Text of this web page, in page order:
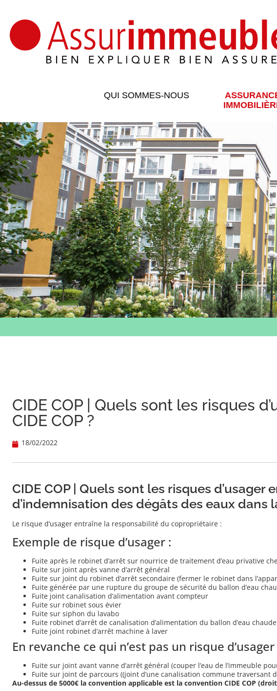
QUI SOMMES-NOUS
CIDE COP | Quels sont les risques
CIDE COP ?
18/02/2022
CIDE COP | Quels sont les risques d’usager
d’indemnisation des dégâts des eaux dans
Le risque d’usager entraîne la responsabilité du copropriétaire :
Exemple de risque d’usager :
Fuite après le robinet d’arrêt sur nourrice de traitement d’eau privative
Fuite sur joint après vanne d’arrêt général
Fuite sur joint du robinet d’arrêt secondaire (fermer le robinet dans
Fuite générée par une rupture du groupe de sécurité du ballon d’eau
Fuite joint canalisation d’alimentation avant compteur
Fuite sur robinet sous évier
Fuite sur siphon du lavabo
Fuite robinet d’arrêt de canalisation d’alimentation du ballon d’eau chaude
Fuite joint robinet d’arrêt machine à laver
En revanche ce qui n’est pas un risque d’usager
Fuite sur joint avant vanne d’arrêt général (couper l’eau de l’immeuble
Fuite sur joint de parcours ((joint d’une canalisation commune traversant
Au-dessus de 5000€ la convention applicable est la convention CIDE COP